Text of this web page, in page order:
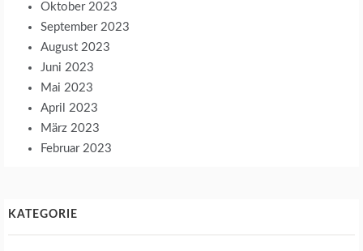
Oktober 2023
September 2023
August 2023
Juni 2023
Mai 2023
April 2023
März 2023
Februar 2023
KATEGORIE